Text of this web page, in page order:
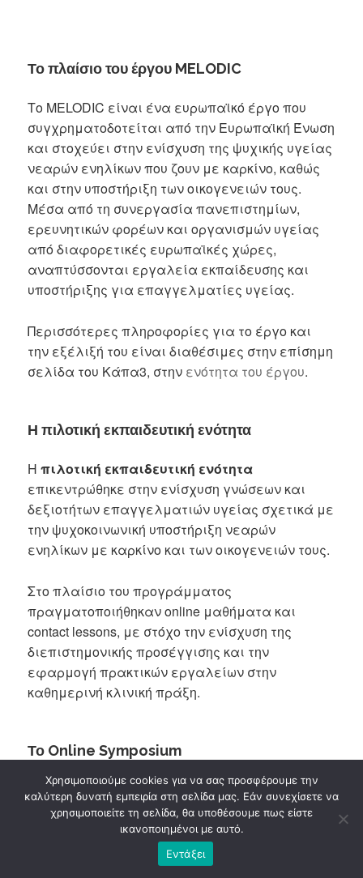
Το πλαίσιο του έργου MELODIC
Το MELODIC είναι ένα ευρωπαϊκό έργο που
συγχρηματοδοτείται από την Ευρωπαϊκή Ένωση
και στοχεύει στην ενίσχυση της ψυχικής υγείας
νεαρών ενηλίκων που ζουν με καρκίνο, καθώς
και στην υποστήριξη των οικογενειών τους.
Μέσα από τη συνεργασία πανεπιστημίων,
ερευνητικών φορέων και οργανισμών υγείας
από διαφορετικές ευρωπαϊκές χώρες,
αναπτύσσονται εργαλεία εκπαίδευσης και
υποστήριξης για επαγγελματίες υγείας.
Περισσότερες πληροφορίες για το έργο και
την εξέλιξή του είναι διαθέσιμες στην επίσημη
σελίδα του Κάπα3, στην ενότητα του έργου.
Η πιλοτική εκπαιδευτική ενότητα
Ηπιλοτική εκπαιδευτική ενότητα
επικεντρώθηκε στην ενίσχυση γνώσεων και
δεξιοτήτων επαγγελματιών υγείας σχετικά με
την ψυχοκοινωνική υποστήριξη νεαρών
ενηλίκων με καρκίνο και των οικογενειών τους.
Στο πλαίσιο του προγράμματος
πραγματοποιήθηκαν online μαθήματα και
contact lessons, με στόχο την ενίσχυση της
διεπιστημονικής προσέγγισης και την
εφαρμογή πρακτικών εργαλείων στην
καθημερινή κλινική πράξη.
Το Online Symposium
Το MELODIC Online Symposium 2026, διάρκειας
δύο ωρών, συγκεντρώνει συμμετέχοντες από
όλες τις ευρωπαϊκές χώρες – εταίρους και
Χρησιμοποιούμε cookies για να σας προσφέρουμε την
καλύτερη δυνατή εμπειρία στη σελίδα μας. Εάν συνεχίσετε να
χρησιμοποιείτε τη σελίδα, θα υποθέσουμε πως είστε
ικανοποιημένοι με αυτό.
Εντάξει